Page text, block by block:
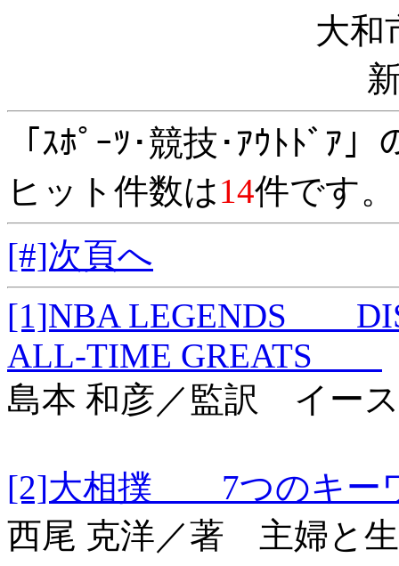
大和
「ｽﾎﾟｰﾂ･競技･ｱｳﾄﾄﾞｱ
ヒット件数は14件です
[#]次頁へ
[1]NBA LEGENDS
ALL-TIME GREATS
島本 和彦／監訳 イー
[2]大相撲 7つのキ
西尾 克洋／著 主婦と